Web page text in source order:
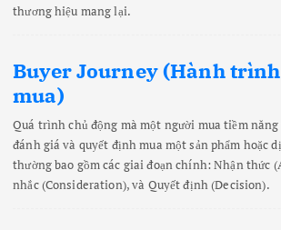
thương hiệu mang lại.
Buyer Journey (Hành
mua)
Quá trình chủ động mà một người mua tiềm
đánh giá và quyết định mua một sản phẩm hoặc
thường bao gồm các giai đoạn chính: Nhận thức
nhắc (Consideration), và Quyết định (Decision).